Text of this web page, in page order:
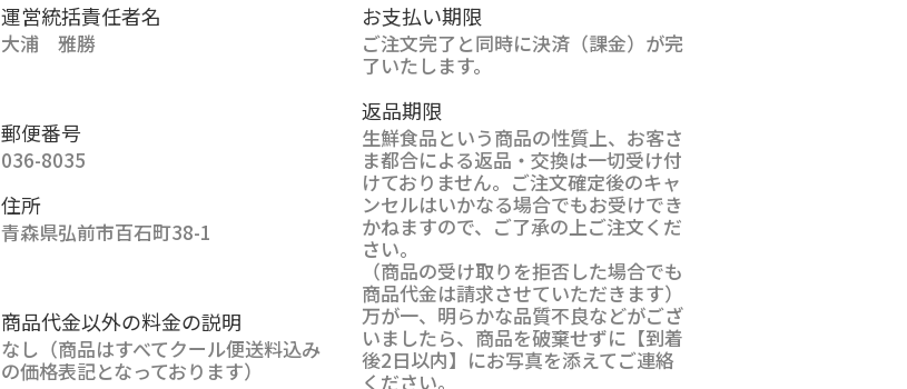
運営統括責任者名
大浦 雅勝
郵便番号
036-8035
住所
青森県弘前市百石町38-1
商品代金以外の料金の説明
なし（商品はすべてクール便送料込み
の価格表記となっております）
お支払い期限
ご注文完了と同時に決済（課金）が完
了いたします。
返品期限
生鮮食品という商品の性質上、お客さ
ま都合による返品・交換は一切受け付
けておりません。ご注文確定後のキャ
ンセルはいかなる場合でもお受けでき
かねますので、ご了承の上ご注文くだ
さい。
（商品の受け取りを拒否した場合でも
商品代金は請求させていただきます）
万が一、明らかな品質不良などがござ
いましたら、商品を破棄せずに【到着
後2日以内】にお写真を添えてご連絡
ください。